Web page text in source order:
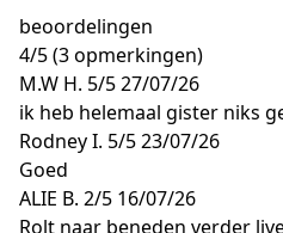
beoordelingen
4/5(3 opmerkingen)
M.W H. 5/527/07/26
ik heb helemaal gister niks
Rodney I. 5/523/07/26
Goed
ALIE B. 2/5 16/07/26
Rolt naar beneden verder